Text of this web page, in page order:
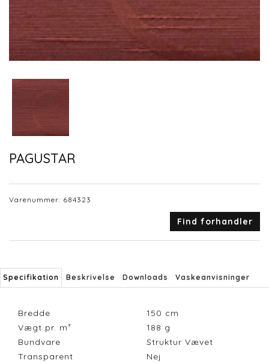
PAGUSTAR
Varenummer: 684323
Find forhandler
Specifikation Beskrivelse Downloads Vaskeanvisninger
Bredde 150 cm
Vægt pr. m²
188 g
Bundvare
Struktur Vævet
Transparent
Nej